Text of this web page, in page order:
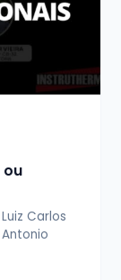
ou
Carlos